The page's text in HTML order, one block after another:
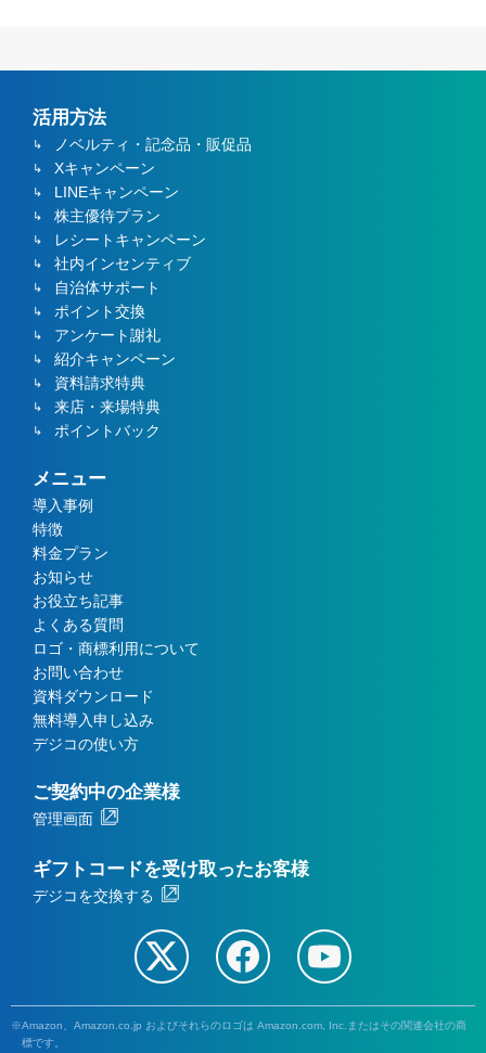
活用方法
ノベルティ・記念品・販促品
Xキャンペーン
LINEキャンペーン
株主優待プラン
レシートキャンペーン
社内インセンティブ
自治体サポート
ポイント交換
アンケート謝礼
紹介キャンペーン
資料請求特典
来店・来場特典
ポイントバック
メニュー
導入事例
特徴
料金プラン
お知らせ
お役立ち記事
よくある質問
ロゴ・商標利用について
お問い合わせ
資料ダウンロード
無料導入申し込み
デジコの使い方
ご契約中の企業様
管理画面
ギフトコードを受け取ったお客様
デジコを交換する
Amazon、Amazon.co.jp およびそれらのロゴは Amazon.com, Inc.またはその関連会社の商
標です。